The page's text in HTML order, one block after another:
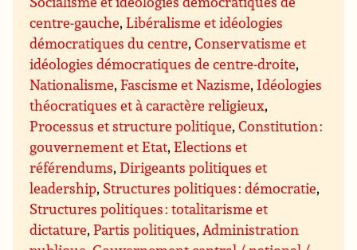
centre-gauche,Libéralisme et idéologies
démocratiques du centre,Conservatisme et
idéologies démocratiques de centre-droite,
Nationalisme,Fascisme et Nazisme, Idéologies
théocratiques et à caractère religieux,
Processus et structure politique,Constitution :
gouvernement et Etat,Elections et
référendums,Dirigeants politiques et
leadership, Structures politiques : démocratie,
Structures politiques : totalitarisme et
dictature,Partis politiques,Administration